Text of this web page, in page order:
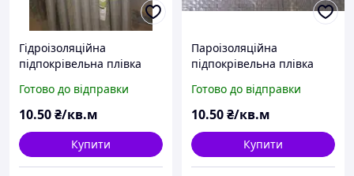
Гідроізоляційна
підпокрівельна плівка
Готово до відправки
10.50₴/кв.м
Купити
Пароізоляційна
підпокрівельна плівка
Готово до відправки
10.50₴/кв.м
Купити